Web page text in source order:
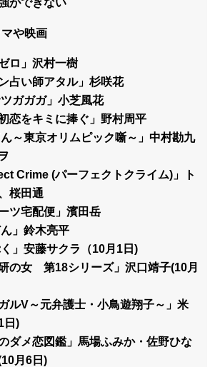
や映画
ロ」沢村一樹
占い師アタル」杉咲花
ガガガ」小芝風花
恋をキミに捧ぐ」野村周平
～東京オリムピック噺～」中村勘九
Crime (パーフェクトクライム)」ト
桜田通
ツ宅配便」濱田岳
」鈴木亮平
」安藤サクラ（10月1日)
の女 第18シリーズ」沢口靖子(10月
ルV～元弁護士・小鳥遊翔子～」米
日)
ダメ恋図鑑」馬場ふみか・佐野ひな
月6日)